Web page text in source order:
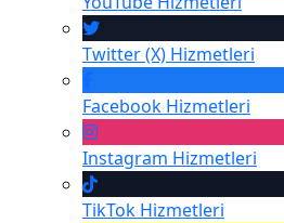
Twitter (X) Hizmetleri
Facebook Hizmetleri
Instagram Hizmetleri
TikTok Hizmetleri